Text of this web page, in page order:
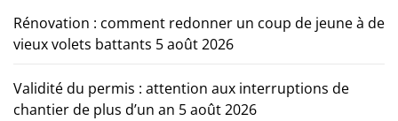
Rénovation : comment redonner un coup de jeune à de
vieux volets battants 5 août 2026
Validité du permis : attention aux interruptions de
chantier de plus d’un an 5 août 2026